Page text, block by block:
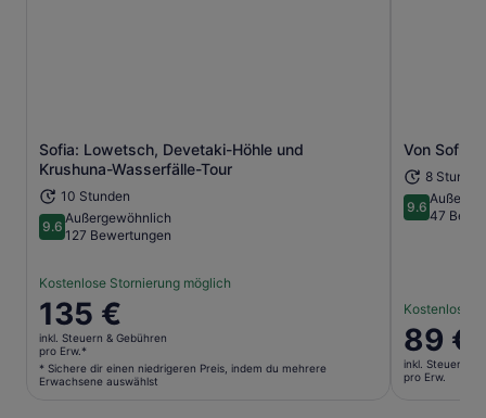
Sofia: Lowetsch, Devetaki-Höhle und
Krushuna-Wasserfälle-Tour
10 Stunden
9.69.6 von 10
Außergewöhnlich
127 Bewertungen
Kostenlose Stornierung möglich
Der
Preis
beträgt
135 €
135 €
inkl. Steuern & Gebühren
pro Erw.*
* Sichere dir einen niedrigeren Preis, indem du mehrere
Erwachsene auswählst
Wird in einem neuen Tab geöffnet
Von Sofia
8
9.69.6 von 10
47
Kostenlose
Der
Preis
beträgt
89 €
inkl. Steuern &
pro Erw.